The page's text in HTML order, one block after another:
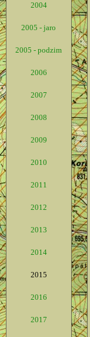
2004
2005 - jaro
2005 - podzim
2006
2007
2008
2009
2010
2011
2012
2013
2014
2015
2016
2017